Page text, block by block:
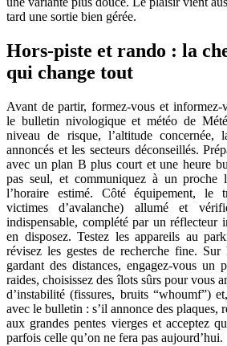
tard une sortie bien gérée.
Hors-piste et rando : la
qui change tout
Avant de partir, formez‑vous et
le bulletin nivologique et météo de
niveau de risque, l’altitude concernée,
annoncés et les secteurs déconseillés.
avec un plan B plus court et une heure
pas seul, et communiquez à un proche
l’horaire estimé. Côté équipement, le
victimes d’avalanche) allumé et
indispensable, complété par un réflecteur
en disposez. Testez les appareils au
révisez les gestes de recherche fine. Sur
gardant des distances, engagez‑vous un
raides, choisissez des îlots sûrs pour vous
d’instabilité (fissures, bruits “whoumf”)
avec le bulletin : s’il annonce des plaques,
aux grandes pentes vierges et acceptez
parfois celle qu’on ne fera pas aujourd’hui.